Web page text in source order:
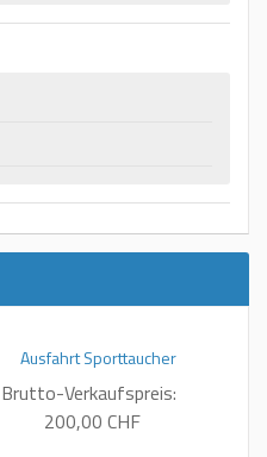
Ausfahrt Sporttaucher
Brutto-Verkaufspreis:
200,00 CHF